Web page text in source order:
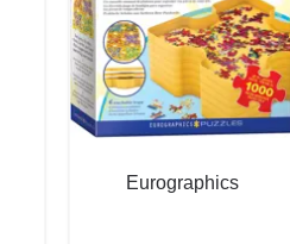
Eurographics